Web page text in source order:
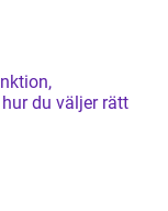
du väljer rätt